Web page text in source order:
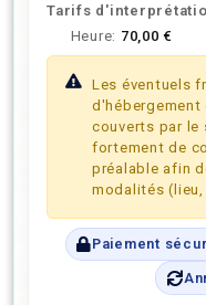
Tarifs
Heure: 70,00 €
Les éventuels
couverts par le
fortement de
préalable afin
modalités (lieu,
Paiement